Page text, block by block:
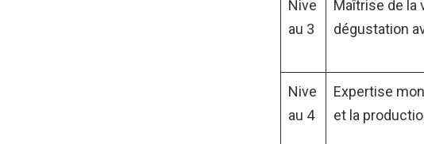
Nive
au 3
Maîtrise de la
dégustation
Nive
au 4
Expertise
et la